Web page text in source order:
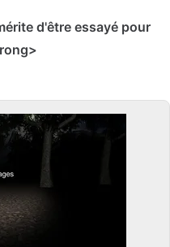
d'être essayé pour